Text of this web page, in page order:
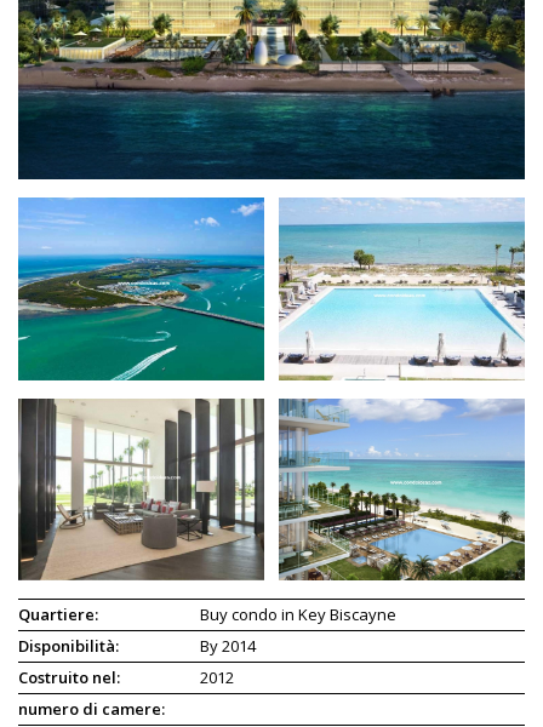
Quartiere:
Buy condo in Key Biscayne
Disponibilità:
By 2014
Costruito nel:
2012
numero di camere: